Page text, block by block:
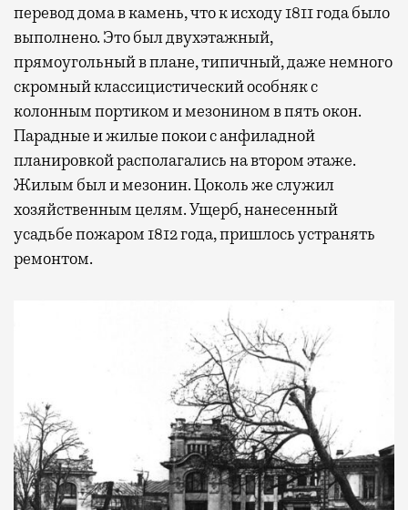
Современный путешественник часто берет
с собой не только чемодан, но и ноутбук.
А ожидание рейса все чаще превращается
не в потерянное время, а в возможность
спокойно закончить дела или спланировать
активности в путешествии, например
забронировать нужные билеты и рестораны.
Бизнес-зал становится местом, где можно
выпить кофе, наблюдая сквозь панорамные
окна за тем, как взлетают и садятся
самолеты. В Москве нет недостатка
в лаунжах. В аэропортах их обычно
несколько — в разных зонах воздушных
гаваней. На некоторых вокзалах — тоже.
Лаунжи доступны на Ленинградском,
Павелецком, Казанском, Ярославском
перевод дома в камень, что к исходу 1811 года было
выполнено. Это был двухэтажный,
прямоугольный в плане, типичный, даже немного
скромный классицистический особняк с
колонным портиком и мезонином в пять окон.
Парадные и жилые покои с анфиладной
планировкой располагались на втором этаже.
Жилым был и мезонин. Цоколь же служил
хозяйственным целям. Ущерб, нанесенный
усадьбе пожаром 1812 года, пришлось устранять
ремонтом.